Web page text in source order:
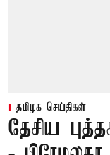
தமிழக செய்திகள்
தேசிய